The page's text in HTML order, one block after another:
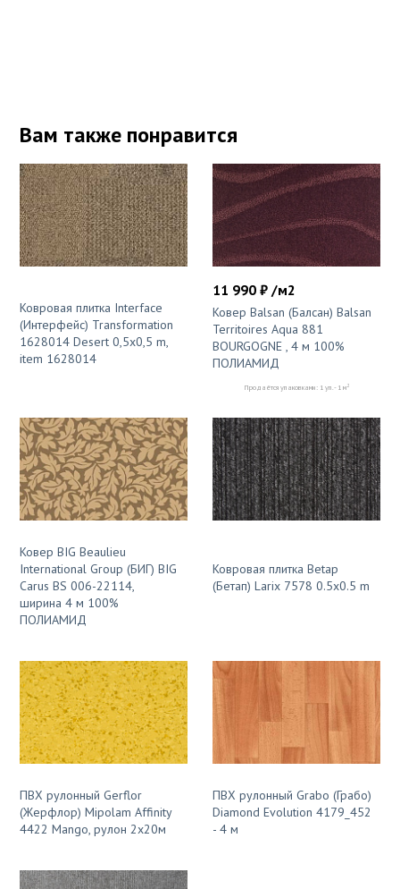
Вам также понравится
Ковровая плитка Interface
(Интерфейс) Transformation
1628014 Desert 0,5x0,5 m,
item 1628014
11 990 ₽ /м2
Ковер Balsan (Балсан) Balsan
Territoires Aqua 881
BOURGOGNE , 4 м 100%
ПОЛИАМИД
Продаётся упаковками: 1 уп. - 1 м2
Ковер BIG Beaulieu
International Group (БИГ) BIG
Carus BS 006-22114,
ширина 4 м 100%
ПОЛИАМИД
Ковровая плитка Betap
(Бетап) Larix 7578 0.5x0.5 m
ПВХ рулонный Gerflor
(Жерфлор) Mipolam Affinity
4422 Mango, рулон 2х20м
ПВХ рулонный Grabo (Грабо)
Diamond Evolution 4179_452
- 4 м